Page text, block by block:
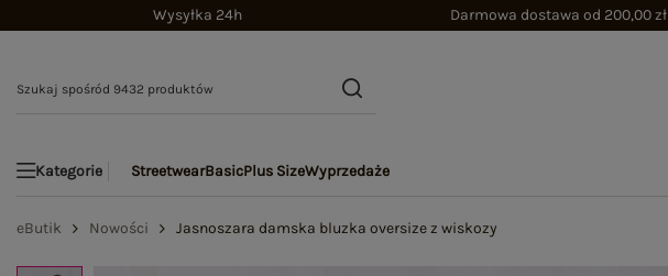
Wysyłka 24h Darmowa dostawa od 200,00 zł
Kategorie StreetwearBasicPlus SizeWyprzedaże
eButik Nowości Jasnoszara damska bluzka oversize z wiskozy